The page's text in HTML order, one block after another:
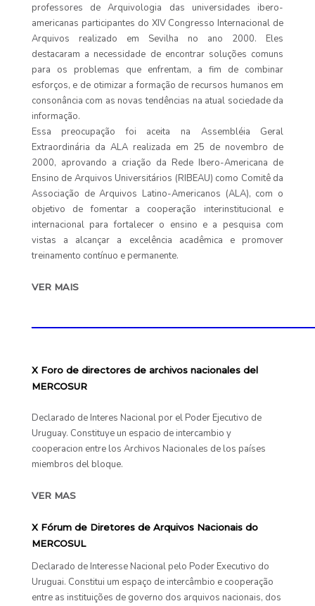
professores de Arquivologia das universidades ibero-
americanas participantes do XIV Congresso Internacional de
Arquivos realizado em Sevilha no ano 2000. Eles
destacaram a necessidade de encontrar soluções comuns
para os problemas que enfrentam, a fim de combinar
esforços, e de otimizar a formação de recursos humanos em
consonância com as novas tendências na atual sociedade da
informação.
Essa preocupação foi aceita na Assembléia Geral
Extraordinária da ALA realizada em 25 de novembro de
2000, aprovando a criação da Rede Ibero-Americana de
Ensino de Arquivos Universitários (RIBEAU) como Comitê da
Associação de Arquivos Latino-Americanos (ALA), com o
objetivo de fomentar a cooperação interinstitucional e
internacional para fortalecer o ensino e a pesquisa com
vistas a alcançar a excelência acadêmica e promover
treinamento contínuo e permanente.
VER MAIS
X Foro de directores de archivos nacionales del
MERCOSUR
Declarado de Interes Nacional por el Poder Ejecutivo de
Uruguay. Constituye un espacio de intercambio y
cooperacion entre los Archivos Nacionales de los países
miembros del bloque.
VER MAS
X Fórum de Diretores de Arquivos Nacionais do
MERCOSUL
Declarado de Interesse Nacional pelo Poder Executivo do
Uruguai. Constitui um espaço de intercâmbio e cooperação
entre as instituições de governo dos arquivos nacionais, dos